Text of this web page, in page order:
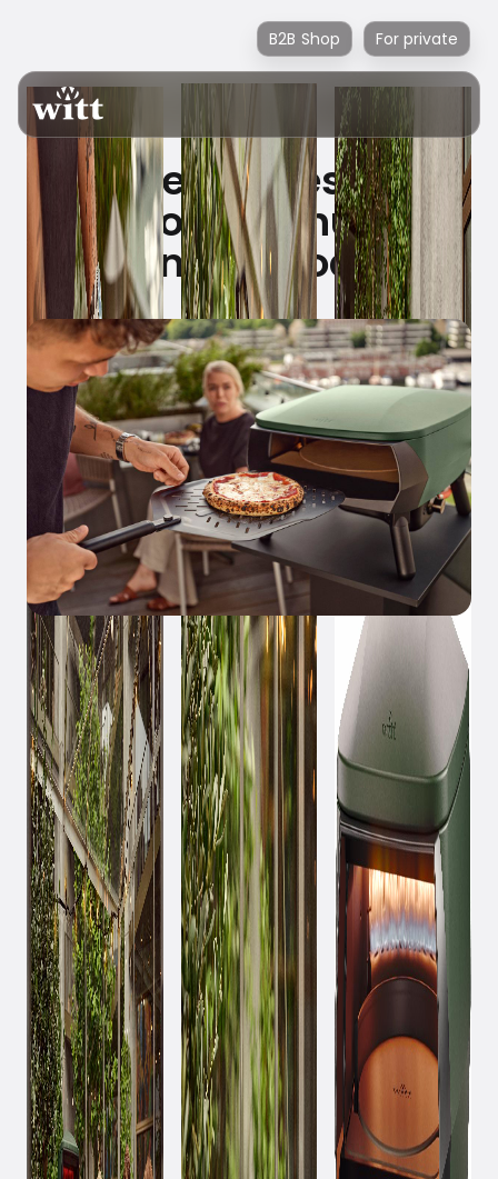
B2B Shop For private
”Den vildeste
pizzaovn” – nu i en
mindre model